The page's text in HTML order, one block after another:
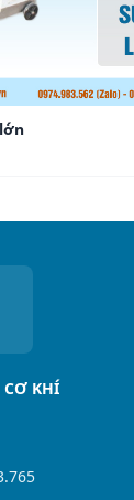
CƠ KHÍ